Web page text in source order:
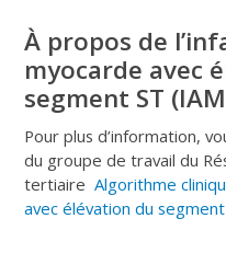
À propos de
myocarde avec
segment ST
Pour plus d’information,
du groupe de travail du
tertiaireAlgorithme
avec élévation du